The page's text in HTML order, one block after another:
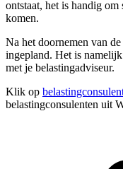
ontstaat, het is handig
komen.
Na het doornemen van
ingepland. Het is
met je belastingadviseur.
Klik op
belastingconsulenten uit